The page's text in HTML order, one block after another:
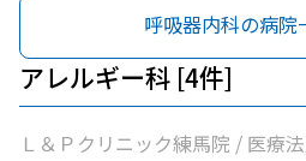
呼吸器内科の病院
アレルギー科 [4件]
Ｌ＆Ｐクリニック練馬院 / 医療